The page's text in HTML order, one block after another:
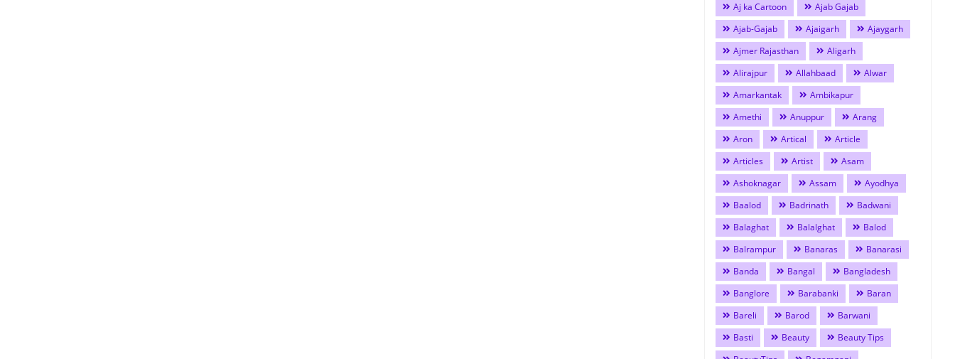
Aj ka Cartoon
Ajab Gajab
Ajab-Gajab
Ajaigarh
Ajaygarh
Ajmer Rajasthan
Aligarh
Alirajpur
Allahbaad
Alwar
Amarkantak
Ambikapur
Amethi
Anuppur
Arang
Aron
Artical
Article
Articles
Artist
Asam
Ashoknagar
Assam
Ayodhya
Baalod
Badrinath
Badwani
Balaghat
Balalghat
Balod
Balrampur
Banaras
Banarasi
Banda
Bangal
Bangladesh
Banglore
Barabanki
Baran
Bareli
Barod
Barwani
Basti
Beauty
Beauty Tips